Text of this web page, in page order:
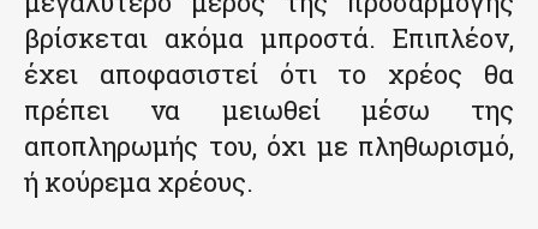
βρίσκεται ακόμα μπροστά. Επιπλέον,
έχει αποφασιστεί ότι το χρέος θα
πρέπει να μειωθεί μέσω της
αποπληρωμής του, όχι με πληθωρισμό,
ή κούρεμα χρέους.